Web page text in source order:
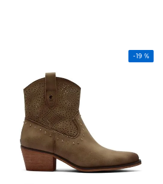
-19 %